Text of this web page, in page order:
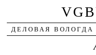
ДЕЛОВАЯ